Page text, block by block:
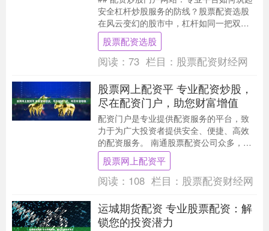
安全杠杆炒股服务的防线？股票配资选股
在风云变幻的股市中，杠杆如同一把双刃
剑，既能放大收益，也可能加剧风险。随
着“配资炒....
股票配资选股
阅读： 73 栏目： 股票配资财经网
股票网上配资平 专业配资炒股，
尽在配资门户，助您财富增值
配资门户是专业提供配资服务的平台，致
力于为广大投资者提供安全、便捷、高效
的配资服务。 南通股票配资公司众多，选
择一家信誉良好、资质齐全的公司至关重
要。南通市金融....
股票网上配资平
阅读： 108 栏目： 股票配资财经网
运城期货配资 专业股票配资：解
锁您的投资潜力